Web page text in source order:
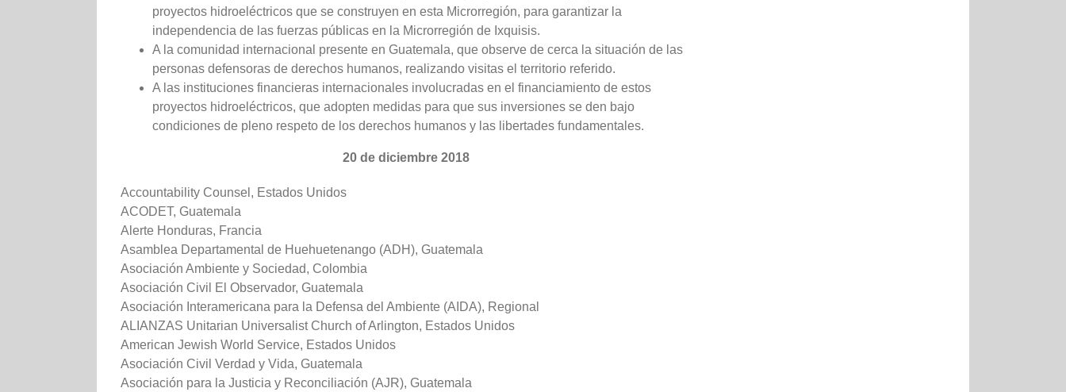
proyectos hidroeléctricos que se construyen en esta Microrregión, para garantizar la
independencia de las fuerzas públicas en la Microrregión de Ixquisis.
A la comunidad internacional presente en Guatemala, que observe de cerca la situación de las
personas defensoras de derechos humanos, realizando visitas el territorio referido.
A las instituciones financieras internacionales involucradas en el financiamiento de estos
proyectos hidroeléctricos, que adopten medidas para que sus inversiones se den bajo
condiciones de pleno respeto de los derechos humanos y las libertades fundamentales.
20 de diciembre 2018
Accountability Counsel, Estados Unidos
ACODET, Guatemala
Alerte Honduras, Francia
Asamblea Departamental de Huehuetenango (ADH), Guatemala
Asociación Ambiente y Sociedad, Colombia
Asociación Civil El Observador, Guatemala
Asociación Interamericana para la Defensa del Ambiente (AIDA), Regional
ALIANZAS Unitarian Universalist Church of Arlington, Estados Unidos
American Jewish World Service, Estados Unidos
Asociación Civil Verdad y Vida, Guatemala
Asociación para la Justicia y Reconciliación (AJR), Guatemala